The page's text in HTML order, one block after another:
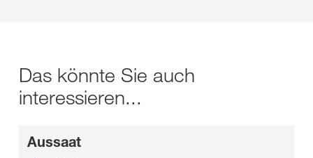
Das könnte Sie auch
interessieren...
Aussaat